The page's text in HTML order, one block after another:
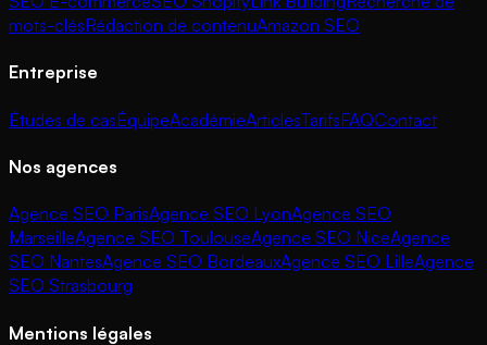
mots-clésRédaction de contenuAmazon SEO
Entreprise
Études de casÉquipeAcadémieArticlesTarifsFAQContact
Nos agences
Agence SEO ParisAgence SEO LyonAgence SEO
MarseilleAgence SEO ToulouseAgence SEO NiceAgence
SEO NantesAgence SEO BordeauxAgence SEO LilleAgence
SEO Strasbourg
Mentions légales